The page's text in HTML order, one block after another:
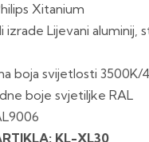
Xitanium
izrade Lijevani aluminij,
boja svijetlosti 3500K/
boje svjetiljke RAL
KL-XL30